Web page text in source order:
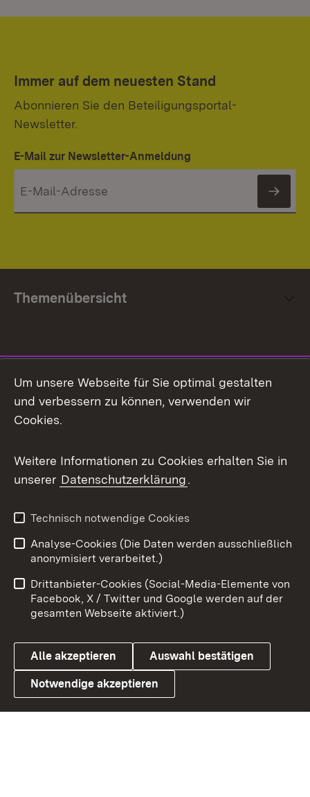
Immer auf dem neuesten Stand
Abonnieren Sie den Beteiligungsportal-
Newsletter.
E-Mail zur Newsletter-Anmeldung
Themenübersicht
Facebook
X / Twitter
Youtube
Link zum Landesportal
Impressum
Kontakt
Barrierefreiheit
Datenschutz
Cookies
Um unsere Webseite für Sie optimal gestalten
und verbessern zu können, verwenden wir
Cookies.
Weitere Informationen zu Cookies erhalten Sie in
unserer Datenschutzerklärung.
Technisch notwendige Cookies
Analyse-Cookies (Die Daten werden ausschließlich
anonymisiert verarbeitet.)
Drittanbieter-Cookies (Social-Media-Elemente von
Facebook, X / Twitter und Google werden auf der
gesamten Webseite aktiviert.)
Alle akzeptieren Auswahl bestätigen
Notwendige akzeptieren